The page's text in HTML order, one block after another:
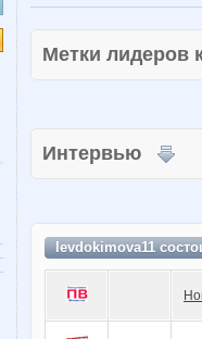
Метки
Интервью
levdokimova11